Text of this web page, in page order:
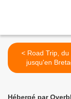
< Road Trip, du Perche
jusqu'en
(Rennes 4) Parc
Hébergé par